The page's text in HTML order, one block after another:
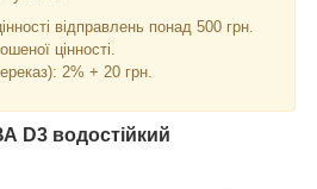
відправлень понад 500 грн.
цінності.
2% + 20 грн.
D3 водостійкий